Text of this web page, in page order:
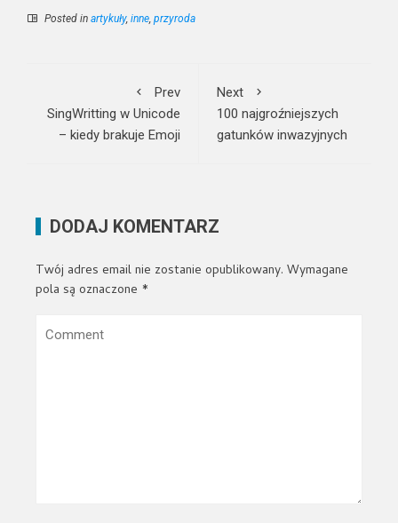
Posted in artykuły, inne przyroda
Prev
SingWritting w Unicode
– kiedy brakuje Emoji
Next
100 najgroźniejszych
gatunków inwazyjnych
DODAJ KOMENTARZ
Twój adres email nie zostanie opublikowany. Wymagane
pola są oznaczone *